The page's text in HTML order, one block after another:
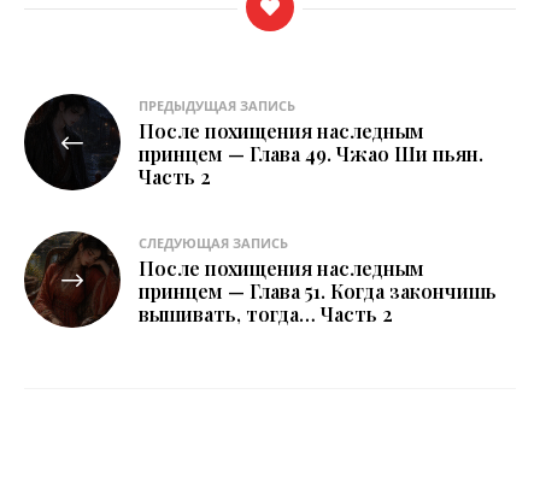
Навигация
по
записям
ПРЕДЫДУЩАЯ ЗАПИСЬ
После похищения наследным
принцем — Глава 49. Чжао Ши пьян.
Часть 2
СЛЕДУЮЩАЯ ЗАПИСЬ
После похищения наследным
принцем — Глава 51. Когда закончишь
вышивать, тогда… Часть 2